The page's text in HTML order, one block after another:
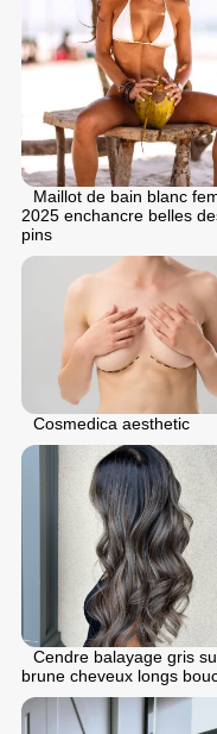
Maillot de bain blanc
2025 enchancre belles
pins
Cosmedica aesthetic
Cendre balayage gris
brune cheveux longs